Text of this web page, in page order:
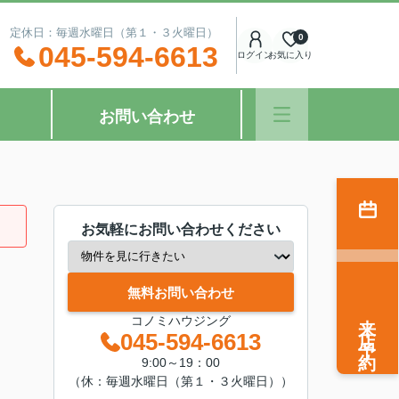
休日：毎週水曜日（第１・３火曜日）
045-594-6613 ログインお気に入り
0
お問い合わせ
お気軽にお問い合わせください
無料お問い合わせ
コノミハウジング
045-594-6613
9:00～19：00
（休：毎週水曜日（第１・３火曜日））
来店予約